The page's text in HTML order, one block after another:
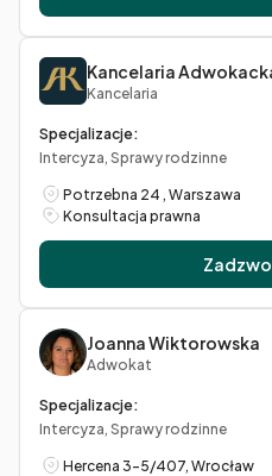
Kancelaria
Kancelaria
Specjalizacje:
Intercyza, Sprawy rodzinne
Potrzebna 24 , Warszawa
Konsultacja prawna
Joanna Wiktorowska
Adwokat
Specjalizacje:
Intercyza, Sprawy rodzinne
Hercena 3-5/407, Wrocław